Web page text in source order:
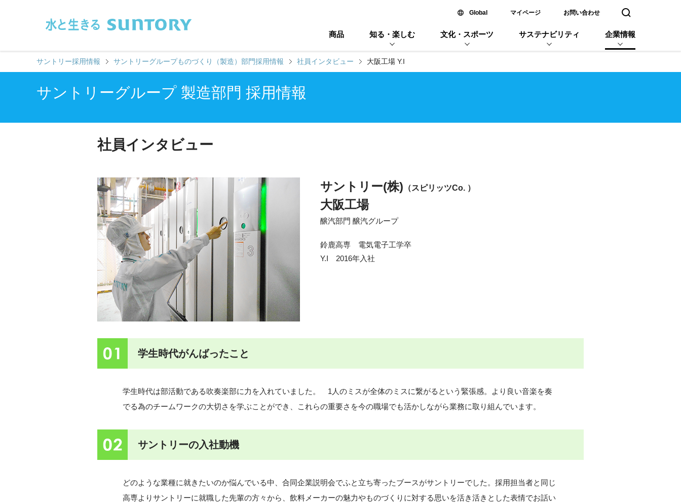
Global新しいウィンドウで開く
マイページ お問い合わせ 検索窓を開く
商品 知る・楽しむ 文化・スポーツ サステナビリティ 企業情報
サントリー採用情報 サントリーグループものづくり（製造）部門採用情報 社員インタビュー 大阪工場 Y.I
サントリーグループ 製造部門 採用情報
社員インタビュー
サントリー(株) （スピリッツCo. ）
大阪工場
醸汽部門 醸汽グループ
鈴鹿高専 電気電子工学卒
Y.I 2016年入社
01学生時代がんばったこと
学生時代は部活動である吹奏楽部に力を入れていました。 1人のミスが全体のミスに繋がるという緊張感。より良い音楽を奏
でる為のチームワークの大切さを学ぶことができ、これらの重要さを今の職場でも活かしながら業務に取り組んでいます。
02サントリーの入社動機
どのような業種に就きたいのか悩んでいる中、合同企業説明会でふと立ち寄ったブースがサントリーでした。採用担当者と同じ
高専よりサントリーに就職した先輩の方々から、飲料メーカーの魅力やものづくりに対する思いを活き活きとした表情でお話い